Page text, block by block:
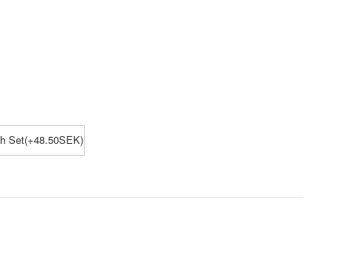
Set(+48.50SEK)